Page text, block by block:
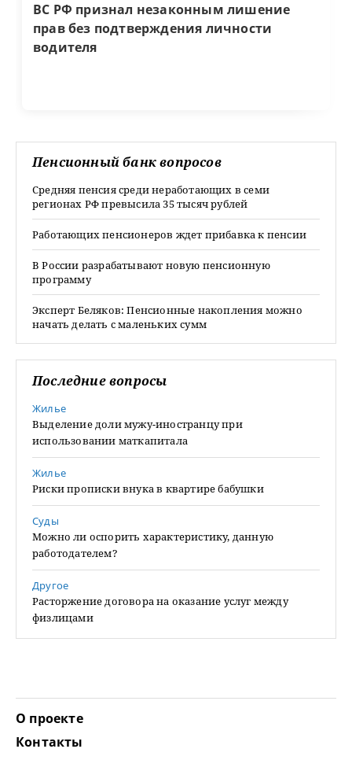
ВС РФ признал незаконным лишение
прав без подтверждения личности
водителя
Пенсионный банк вопросов
Средняя пенсия среди неработающих в семи
регионах РФ превысила 35 тысяч рублей
Работающих пенсионеров ждет прибавка к пенсии
В России разрабатывают новую пенсионную
программу
Эксперт Беляков: Пенсионные накопления можно
начать делать с маленьких сумм
Последние вопросы
Жилье
Выделение доли мужу-иностранцу при
использовании маткапитала
Жилье
Риски прописки внука в квартире бабушки
Суды
Можно ли оспорить характеристику, данную
работодателем?
Другое
Расторжение договора на оказание услуг между
физлицами
О проекте
Контакты